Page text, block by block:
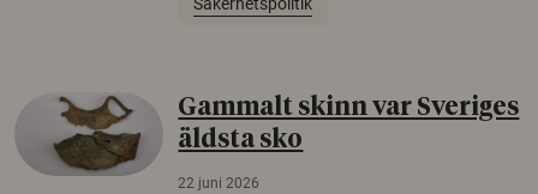
Säkerhetspolitik
Gammalt skinn var Sveriges
äldsta sko
22 juni 2026